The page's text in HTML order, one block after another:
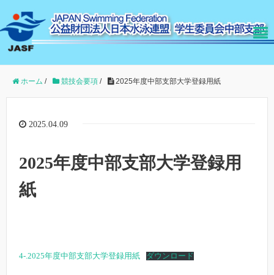
ホーム / 競技会要項 / 2025年度中部支部大学登録用紙
2025.04.09
2025年度中部支部大学登録用
紙
4-.2025年度中部支部大学登録用紙 ダウンロード